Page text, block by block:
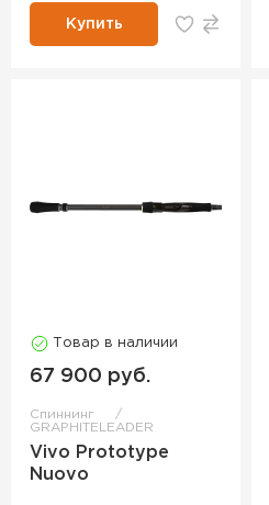
Купить
Товар в наличии
67 900 руб.
Спиннинг
GRAPHITELEADER
Vivo Prototype
Nuovo